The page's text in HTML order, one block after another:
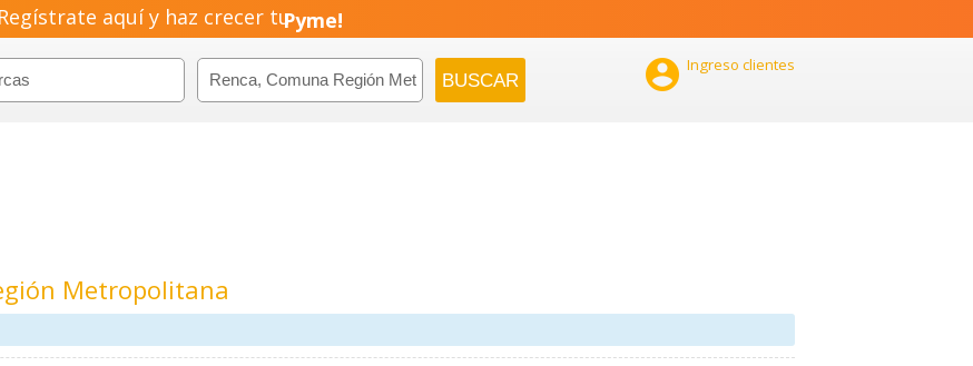
Regístrate aquí y haz crecer tuNegocio!
Pyme!
Emprendimiento!
 Ingreso clientes
Metropolitana